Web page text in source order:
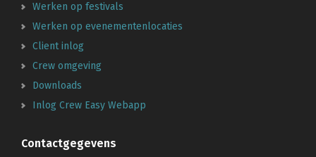
Werken op festivals
Werken op evenementenlocaties
Client inlog
Crew omgeving
Downloads
Inlog Crew Easy Webapp
Contactgegevens